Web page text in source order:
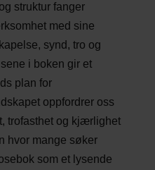
struktur fanger
med sine
synd, tro og
i boken gir et
plan for
oppfordrer oss
trofasthet og kjærlighet
hvor mange søker
som et lysende